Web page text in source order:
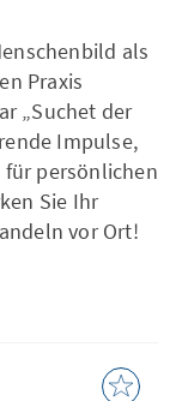
als
Praxis
„Suchet der
Impulse,
für persönlichen
Sie Ihr
vor Ort!